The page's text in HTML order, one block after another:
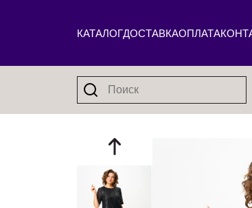
КАТАЛОГДОСТАВКАОПЛАТА